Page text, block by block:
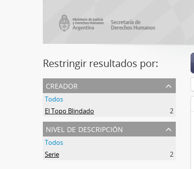
Restringir resultados por:
creador
Todos
El Topo Blindado
2
nivel de descripción
Todos
Serie
2